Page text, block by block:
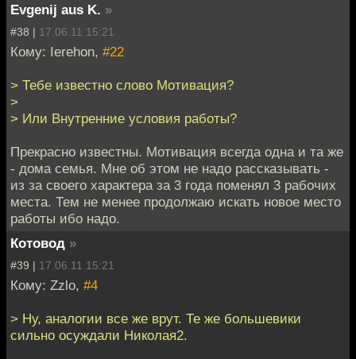
Evgenij aus K. »
#38 | 17.06.11 15:21
Кому: Ierehon, #22
> Тебе известно слово Мотивация?
>
> Или Внутренние условия работы?
Прекрасно известны. Мотивация всегда одна и та же
- дома семья. Мне об этом не надо рассказывать -
из за своего характера за 3 года поменял 3 рабочих
места. Тем не менее продолжаю искать новое место
работы ибо надо.
Котовод »
#39 | 17.06.11 15:21
Кому: Zzlo, #4
> Ну, аналогии все же врут. Те же большевики
сильно осуждали Николая2.